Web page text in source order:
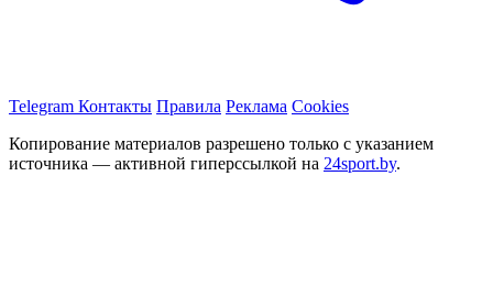
Telegram Контакты Правила Реклама Cookies
Копирование материалов разрешено только с указанием
источника — активной гиперссылкой на 24sport.by.